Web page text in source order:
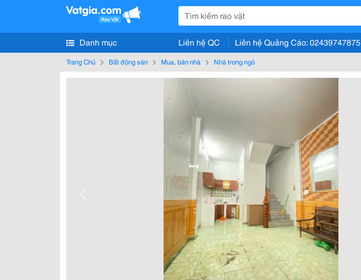
Danh mục Liên hệ QC Liên hệ Quảng Cáo: 02439747875
Trang Chủ Bất động sản Mua, bán nhà Nhà trong ngõ